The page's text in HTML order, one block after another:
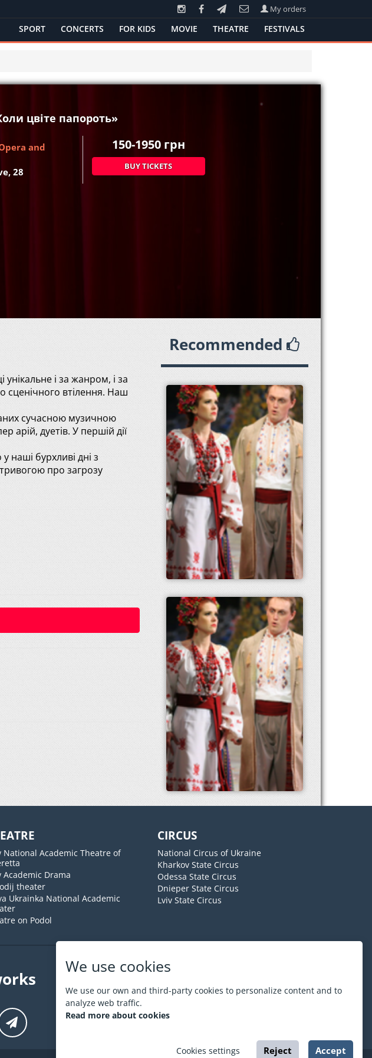
We use cookies
We use our own and third-party cookies to personalize content and to
analyze web traffic.
Read more about cookies
Cookies settings Reject Accept
My orders
SPORT CONCERTS FOR KIDS MOVIE THEATRE FESTIVALS
цвіте папороть»
and
28
150-1950 грн
BUY TICKETS
і за жанром, і за
сценічного втілення. Наш
сучасною музичною
арій, дуетів. У першій дії
наші бурхливі дні з
про загрозу
Recommended
National Academic Theatre of
Academic Drama
theater
Ukrainka National Academic
on Podol
CIRCUS
National Circus of Ukraine
Kharkov State Circus
Odessa State Circus
Dnieper State Circus
Lviv State Circus
About ESPORT